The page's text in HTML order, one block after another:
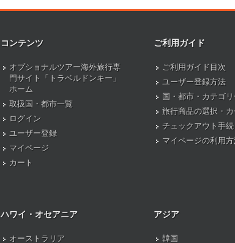
コンテンツ
オプショナルツアー海外旅行専
門サイト「トラベルドンキー」
ホーム
取扱国・都市一覧
ログイン
ユーザー登録
マイページ
カート
ご利用ガイド
ご利用ガイド目次
ユーザー登録方法
国・都市・カテゴ
旅行商品の選択・
チェックアウト手続
マイページの利用
ハワイ・オセアニア
オーストラリア
アジア
韓国